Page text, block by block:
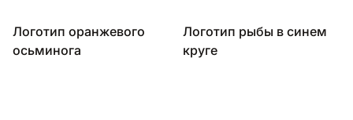
Логотип оранжевого
осьминога
Логотип рыбы в синем
круге